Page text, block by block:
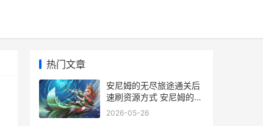
热门文章
安尼姆的无尽旅途通关后
速刷资源方式 安尼姆的无
尽旅途steam
2026-05-26